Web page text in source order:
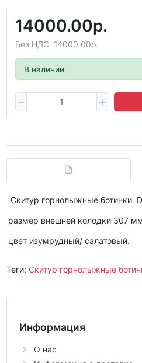
14000.00р.
Без НДС: 14000.00р.
В наличии
Скитур горнолыжные ботинки
размер внешней колодки 307
цвет изумрудный/ салатовый.
Теги: Скитур горнолыжные
Информация
О нас